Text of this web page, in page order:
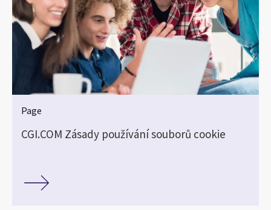
Page
CGI.COM Zásady používání souborů cookie